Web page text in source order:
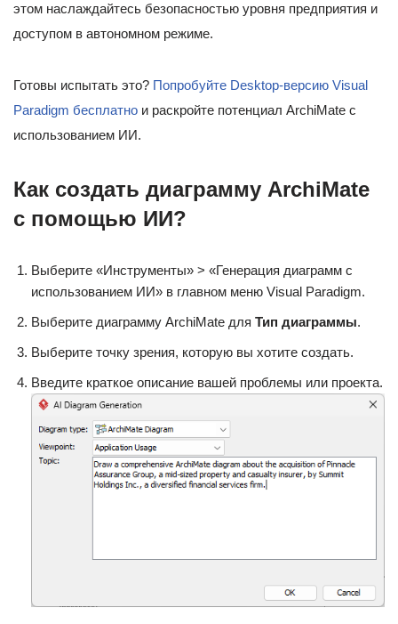
этом наслаждайтесь безопасностью уровня предприятия и
доступом в автономном режиме.
Готовы испытать это? Попробуйте Desktop-версию Visual
Paradigm бесплатно и раскройте потенциал ArchiMate с
использованием ИИ.
Как создать диаграмму ArchiMate
с помощью ИИ?
Выберите «Инструменты» > «Генерация диаграмм с
использованием ИИ» в главном меню Visual Paradigm.
Выберите диаграмму ArchiMate для Тип диаграммы.
Выберите точку зрения, которую вы хотите создать.
Введите краткое описание вашей проблемы или проекта.